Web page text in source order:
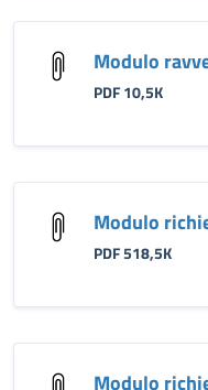
Modulo
PDF 10,5K
Modulo
PDF 518,5K
Modulo